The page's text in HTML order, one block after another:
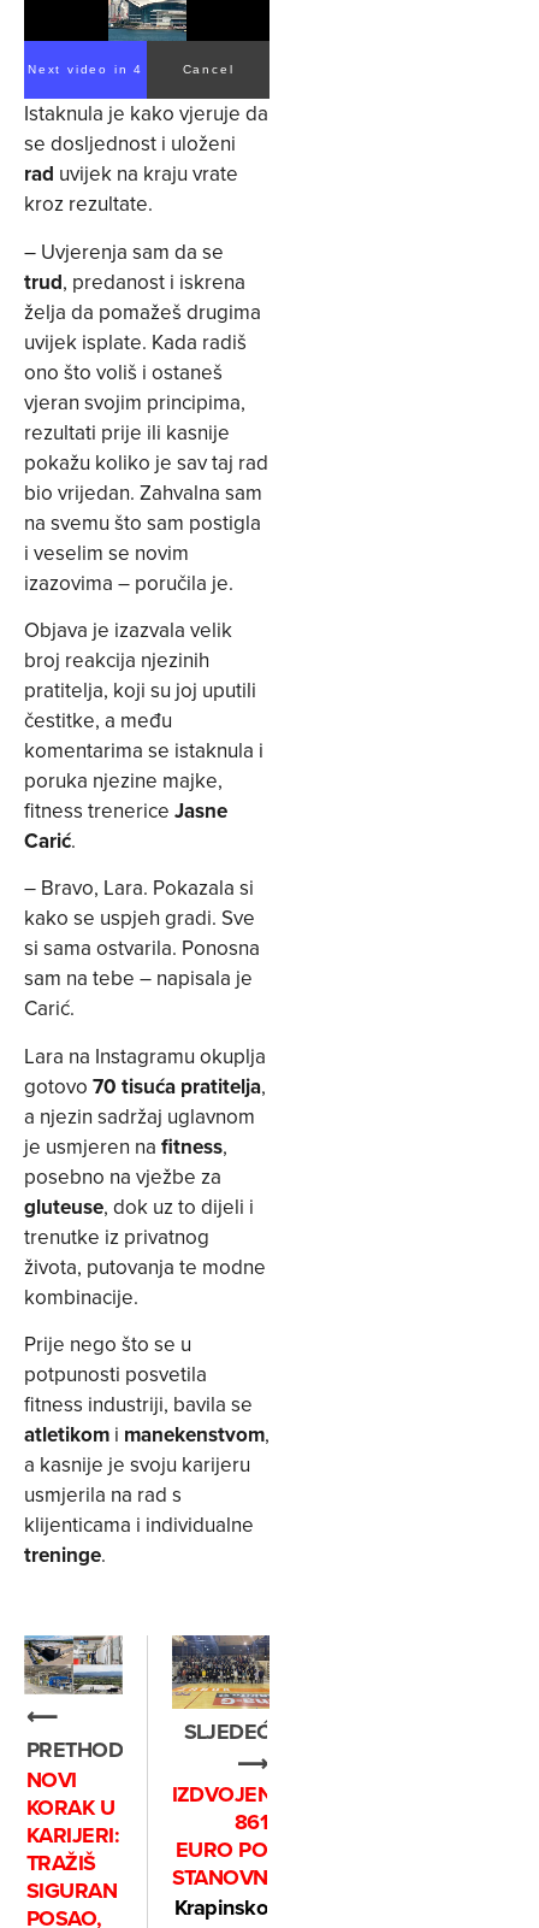
Next video in 4 Cancel
Istaknula je kako vjeruje da
se dosljednost i uloženi
rad uvijek na kraju vrate
kroz rezultate.
– Uvjerenja sam da se
trud, predanost i iskrena
želja da pomažeš drugima
uvijek isplate. Kada radiš
ono što voliš i ostaneš
vjeran svojim principima,
rezultati prije ili kasnije
pokažu koliko je sav taj rad
bio vrijedan. Zahvalna sam
na svemu što sam postigla
i veselim se novim
izazovima – poručila je.
Objava je izazvala velik
broj reakcija njezinih
pratitelja, koji su joj uputili
čestitke, a među
komentarima se istaknula i
poruka njezine majke,
fitness trenerice Jasne
Carić.
– Bravo, Lara. Pokazala si
kako se uspjeh gradi. Sve
si sama ostvarila. Ponosna
sam na tebe – napisala je
Carić.
Lara na Instagramu okuplja
gotovo 70 tisuća pratitelja,
a njezin sadržaj uglavnom
je usmjeren na fitness,
posebno na vježbe za
gluteuse, dok uz to dijeli i
trenutke iz privatnog
života, putovanja te modne
kombinacije.
Prije nego što se u
potpunosti posvetila
fitness industriji, bavila se
atletikom i manekenstvom,
a kasnije je svoju karijeru
usmjerila na rad s
klijenticama i individualne
treninge.
⟵
PRETHODNO
NOVI
KORAK U
KARIJERI:
TRAŽIŠ
SIGURAN
POSAO,
SLJEDEĆE
⟶
IZDVOJEN
861
EURO PO
STANOVNIKU
Krapinsko